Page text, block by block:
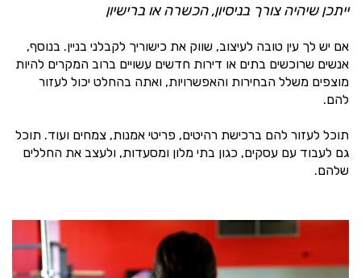
ייתכן שיהיה צורך בניסיון, הכשרה או ברישיון
אם יש לך עין טובה לעיצוב, שווק את כישוריך לקבלני בניין. בנוסף,
אנשים שרוכשים בתים או דירות חדשים עשויים ברוב המקרים להיות
מוצפים משלל הבחירות והאפשרויות, ואתה בהחלט יכול לעזור
להם.
תוכל לעזור להם ברכישת רהיטים, פריטי אמנות, צמחים ועוד. תוכל
גם לעבוד עם עסקים, כגון בתי מלון ומסעדות, ולעצב את החללים
שלהם.